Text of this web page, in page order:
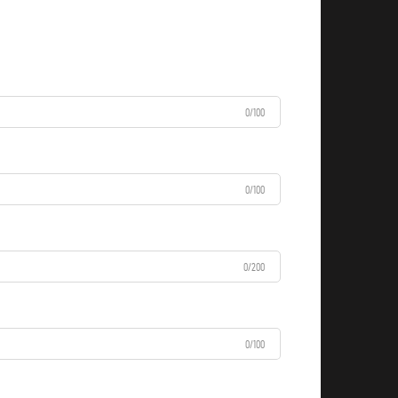
0/100
0/100
0/200
0/100